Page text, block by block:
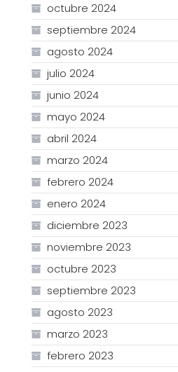
octubre 2024
septiembre 2024
agosto 2024
julio 2024
junio 2024
mayo 2024
abril 2024
marzo 2024
febrero 2024
enero 2024
diciembre 2023
noviembre 2023
octubre 2023
septiembre 2023
agosto 2023
marzo 2023
febrero 2023